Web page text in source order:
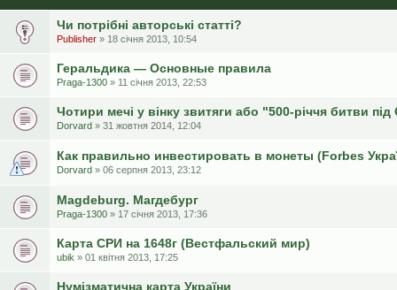
Чи потрібні авторські статті?
Publisher » 18 січня 2013, 10:54
Геральдика — Основные правила
Praga-1300 » 11 січня 2013, 22:53
Чотири мечі у вінку звитяги або "500-річчя битви
Dorvard » 31 жовтня 2014, 12:04
Как правильно инвестировать в монеты (Forbes
Dorvard » 06 серпня 2013, 23:12
Magdeburg. Магдебург
Praga-1300 » 17 січня 2013, 17:36
Карта СРИ на 1648г (Вестфальский мир)
ubik » 01 квітня 2013, 17:25
Нумізматична карта України